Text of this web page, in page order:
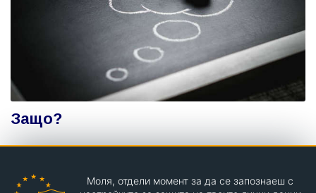
Защо?
Моля, отдели момент за да се запознаеш с